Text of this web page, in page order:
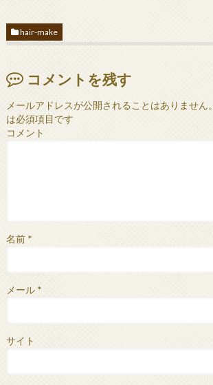
hair-make
コメントを残す
メールアドレスが公開されることはありません。
は必須項目です
コメント
名前 *
メール *
サイト